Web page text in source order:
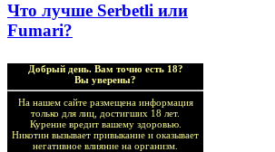
Что лучше Serbetli или
Fumari?
Добрый день. Вам точно есть 18?
Вы уверены?
На нашем сайте размещена информация
только для лиц, достигших 18 лет.
Курение вредит вашему здоровью.
Никотин вызывает привыкание и оказывает
негативное влияние на организм.